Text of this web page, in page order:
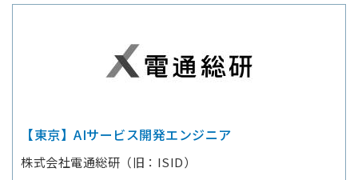
【東京】AIサービス開発エンジニア
株式会社電通総研（旧：ISID）